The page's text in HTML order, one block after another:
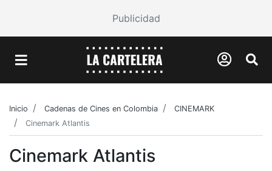
Publicidad
Inicio Cadenas de Cines en Colombia
CINEMARK
Cinemark Atlantis
Cinemark Atlantis